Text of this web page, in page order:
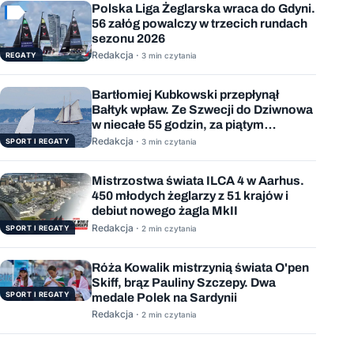
REGATY
Polska Liga Żeglarska wraca do Gdyni.
56 załóg powalczy w trzecich rundach
sezonu 2026
Redakcja · 3 min czytania
SPORT I REGATY
Bartłomiej Kubkowski przepłynął
Bałtyk wpław. Ze Szwecji do Dziwnowa
w niecałe 55 godzin, za piątym
podejściem
Redakcja · 3 min czytania
SPORT I REGATY
Mistrzostwa świata ILCA 4 w Aarhus.
450 młodych żeglarzy z 51 krajów i
debiut nowego żagla MkII
Redakcja · 2 min czytania
SPORT I REGATY
Róża Kowalik mistrzynią świata O'pen
Skiff, brąz Pauliny Szczepy. Dwa
medale Polek na Sardynii
Redakcja · 2 min czytania